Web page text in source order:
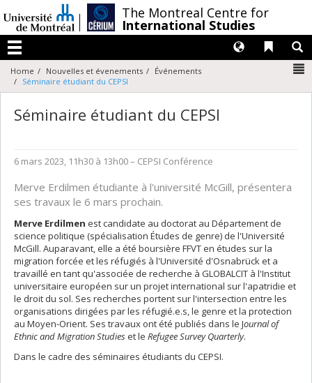
au
contenu
The Montreal Centre for
International Studies
Menu
Liens
Langues
Home Nouvelles et évenements
Événements
Séminaire étudiant du CEPSI
Séminaire étudiant du CEPSI
6 mars 2023, 11h30 à 13h00– CEPSI Conférence
Merve Erdilmen étudiante à l'université McGill, présentera
ses travaux le 6 mars prochain.
Merve Erdilmen est candidate au doctorat au Département de
science politique (spécialisation Études de genre) de l'Université
McGill. Auparavant, elle a été boursière FFVT en études sur la
migration forcée et les réfugiés à l'Université d'Osnabrück et a
travaillé en tant qu'associée de recherche à GLOBALCIT à l'Institut
universitaire européen sur un projet international sur l'apatridie et
le droit du sol. Ses recherches portent sur l'intersection entre les
organisations dirigées par les réfugié.e.s, le genre et la protection
au Moyen-Orient. Ses travaux ont été publiés dans le Journal of
Ethnic and Migration Studieset le Refugee Survey Quarterly.
Dans le cadre des séminaires étudiants du CEPSI.